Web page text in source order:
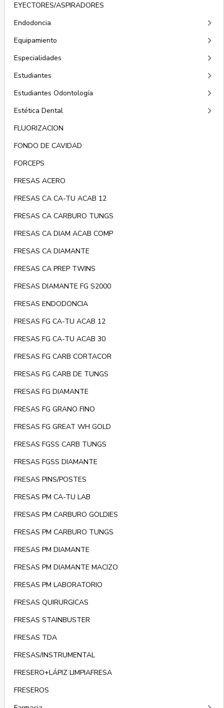
EYECTORES/ASPIRADORES
Endodoncia
keyboard_arrow_right
Equipamiento keyboard_arrow_right
Especialidades keyboard_arrow_right
Estudiantes keyboard_arrow_right
Estudiantes Odontología keyboard_arrow_right
Estética Dental keyboard_arrow_right
FLUORIZACION
FONDO DE CAVIDAD
FORCEPS
FRESAS ACERO
FRESAS CA CA-TU ACAB 12
FRESAS CA CARBURO TUNGS
FRESAS CA DIAM ACAB COMP
FRESAS CA DIAMANTE
FRESAS CA PREP TWINS
FRESAS DIAMANTE FG S2000
FRESAS ENDODONCIA
FRESAS FG CA-TU ACAB 12
FRESAS FG CA-TU ACAB 30
FRESAS FG CARB CORTACOR
FRESAS FG CARB DE TUNGS
FRESAS FG DIAMANTE
FRESAS FG GRANO FINO
FRESAS FG GREAT WH GOLD
FRESAS FGSS CARB TUNGS
FRESAS FGSS DIAMANTE
FRESAS PINS/POSTES
FRESAS PM CA-TU LAB
FRESAS PM CARBURO GOLDIES
FRESAS PM CARBURO TUNGS
FRESAS PM DIAMANTE
FRESAS PM DIAMANTE MACIZO
FRESAS PM LABORATORIO
FRESAS QUIRURGICAS
FRESAS STAINBUSTER
FRESAS TDA
FRESAS/INSTRUMENTAL
FRESERO+LÁPIZ LIMPIAFRESA
FRESEROS